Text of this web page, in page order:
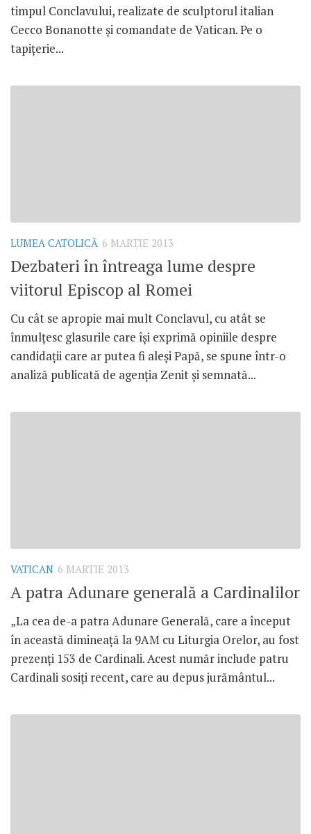
timpul Conclavului, realizate de sculptorul italian
Cecco Bonanotte şi comandate de Vatican. Pe o
tapiţerie...
LUMEA CATOLICĂ 6 MARTIE 2013
Dezbateri în întreaga lume despre
viitorul Episcop al Romei
Cu cât se apropie mai mult Conclavul, cu atât se
înmulţesc glasurile care îşi exprimă opiniile despre
candidaţii care ar putea fi aleşi Papă, se spune într-o
analiză publicată de agenţia Zenit şi semnată...
VATICAN 6 MARTIE 2013
A patra Adunare generală a Cardinalilor
„La cea de-a patra Adunare Generală, care a început
în această dimineaţă la 9AM cu Liturgia Orelor, au fost
prezenţi 153 de Cardinali. Acest număr include patru
Cardinali sosiţi recent, care au depus jurământul...